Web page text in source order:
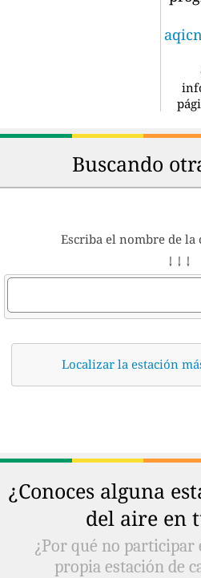
Buscando
Escriba el nombre de la
↓ ↓ ↓
Localizar la estación
¿Conoces alguna
del aire en
¿Por qué no participar
propia estación de